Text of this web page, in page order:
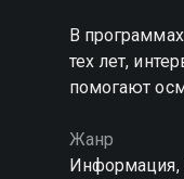
В
тех лет,
помогают
Жанр
Информация,